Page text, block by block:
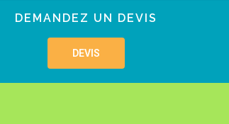
DEMANDEZ UN DEVIS
DEVIS